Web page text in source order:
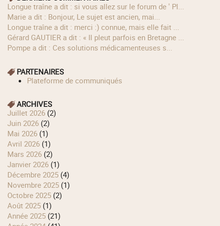
longue traîne a dit : si vous allez sur le forum de ' Pl...
Marie a dit : Bonjour, Le sujet est ancien, mai...
longue traîne a dit : merci :) connue, mais elle fait ...
Gérard GAUTIER a dit : « Il pleut parfois en Bretagne ...
Pompe a dit : Ces solutions médicamenteuses s...
PARTENAIRES
Plateforme de communiqués
ARCHIVES
juillet 2026 (2)
juin 2026 (2)
mai 2026 (1)
avril 2026 (1)
mars 2026 (2)
janvier 2026 (1)
décembre 2025 (4)
novembre 2025 (1)
octobre 2025 (2)
août 2025 (1)
année 2025 (21)